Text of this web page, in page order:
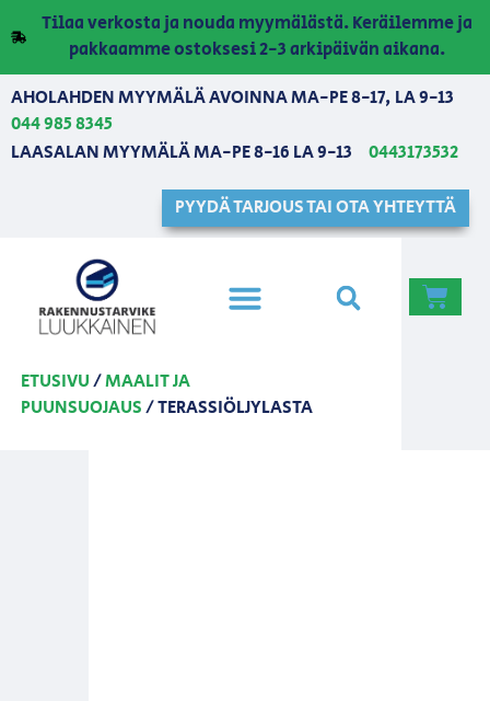
Tilaa verkosta ja nouda myymälästä. Keräilemme ja
pakkaamme ostoksesi 2-3 arkipäivän aikana.
AHOLAHDEN MYYMÄLÄ AVOINNA MA-PE 8-17, LA 9-13
044 985 8345
LAASALAN MYYMÄLÄ MA-PE 8-16 LA 9-13
0443173532
PYYDÄ TARJOUS TAI OTA YHTEYTTÄ
ETUSIVU/MAALIT JA
PUUNSUOJAUS/ TERASSIÖLJYLASTA